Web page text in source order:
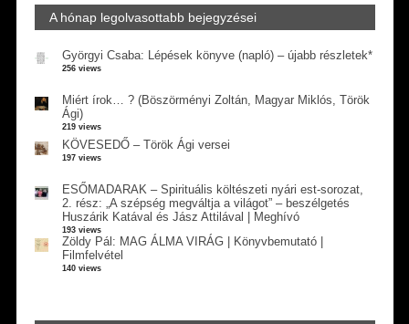
A hónap legolvasottabb bejegyzései
Györgyi Csaba: Lépések könyve (napló) – újabb részletek*
256 views
Miért írok… ? (Böszörményi Zoltán, Magyar Miklós, Török
Ági)
219 views
KÖVESEDŐ – Török Ági versei
197 views
ESŐMADARAK – Spirituális költészeti nyári est-sorozat,
2. rész: „A szépség megváltja a világot” – beszélgetés
Huszárik Katával és Jász Attilával | Meghívó
193 views
Zöldy Pál: MAG ÁLMA VIRÁG | Könyvbemutató |
Filmfelvétel
140 views